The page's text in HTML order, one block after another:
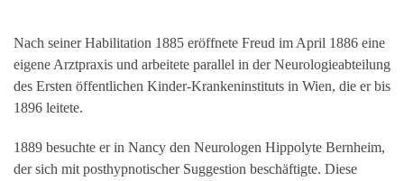
Nach seiner Habilitation 1885 eröffnete Freud im April 1886 eine
eigene Arztpraxis und arbeitete parallel in der Neurologieabteilung
des Ersten öffentlichen Kinder-Krankeninstituts in Wien, die er bis
1896 leitete.
1889 besuchte er in Nancy den Neurologen Hippolyte Bernheim,
der sich mit posthypnotischer Suggestion beschäftigte. Diese